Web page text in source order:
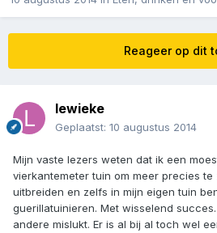
Reageer op dit
lewieke
Geplaatst: 10 augustus 2014
Mijn vaste lezers weten dat ik een
vierkantemeter tuin om meer precies te
uitbreiden en zelfs in mijn eigen tuin
guerillatuinieren. Met wisselend
andere mislukt. Er is al bij al toch wel